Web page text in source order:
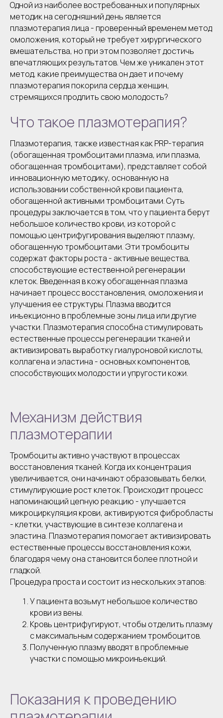
Одной из наиболее востребованных и популярных
методик на сегодняшний день является
плазмотерапия лица - проверенный временем метод
омоложения, который не требует хирургического
вмешательства, но при этом позволяет достичь
впечатляющих результатов. Чем же уникален этот
метод, какие преимущества он дает и почему
плазмотерапия покорила сердца женщин,
стремящихся продлить свою молодость?
Что такое плазмотерапия?
Плазмотерапия, также известная как PRP-терапия
(обогащенная тромбоцитами плазма, или плазма,
обогащенная тромбоцитами), представляет собой
инновационную методику, основанную на
использовании собственной крови пациента,
обогащенной активными тромбоцитами. Суть
процедуры заключается в том, что у пациента берут
небольшое количество крови, из которой с
помощью центрифугирования выделяют плазму,
обогащенную тромбоцитами. Эти тромбоциты
содержат факторы роста - активные вещества,
способствующие естественной регенерации
клеток. Введенная в кожу обогащенная плазма
начинает процесс восстановления, омоложения и
улучшения ее структуры. Плазма вводится
инъекционно в проблемные зоны лица или другие
участки. Плазмотерапия способна стимулировать
естественные процессы регенерации тканей и
активизировать выработку гиалуроновой кислоты,
коллагена и эластина - основных компонентов,
способствующих молодости и упругости кожи.
Механизм действия
плазмотерапии
Тромбоциты активно участвуют в процессах
восстановления тканей. Когда их концентрация
увеличивается, они начинают образовывать белки,
стимулирующие рост клеток. Происходит процесс
напоминающий цепную реакцию - улучшается
микроциркуляция крови, активируются фибробласты
- клетки, участвующие в синтезе коллагена и
эластина. Плазмотерапия помогает активизировать
естественные процессы восстановления кожи,
благодаря чему она становится более плотной и
гладкой.
Процедура проста и состоит из нескольких этапов:
У пациента возьмут небольшое количество
крови из вены.
Кровь центрифугируют, чтобы отделить плазму
с максимальным содержанием тромбоцитов.
Полученную плазму вводят в проблемные
участки с помощью микроинъекций.
Показания к проведению